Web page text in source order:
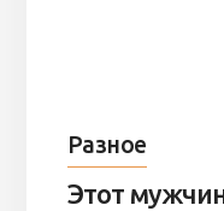
Разное
Этот